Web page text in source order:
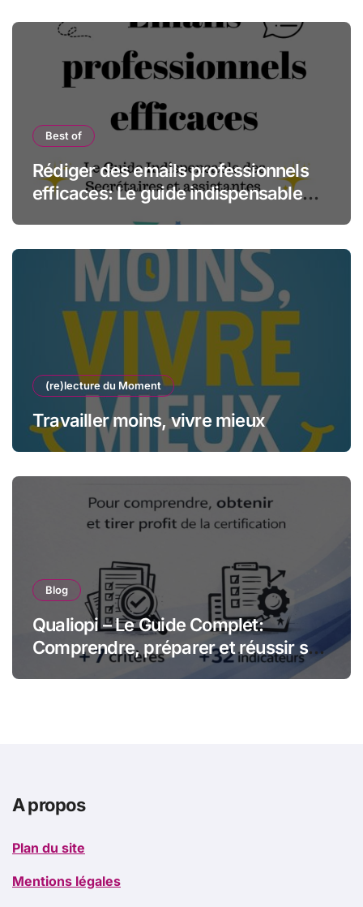
Best of
Rédiger des emails professionnels
efficaces: Le guide indispensable
(re)lecture du Moment
Travailler moins, vivre mieux
Blog
Qualiopi – Le Guide Complet:
Comprendre, préparer et réussir sa
certification qualité pour les
A propos
Plan du site
Mentions légales